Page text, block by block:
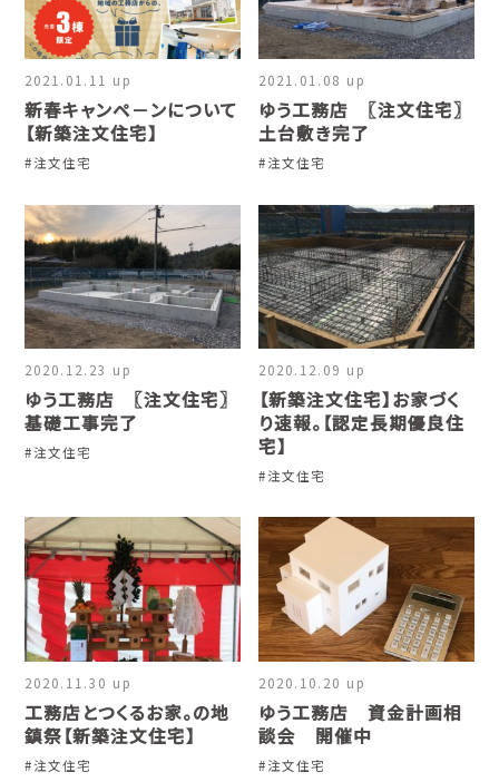
2021.01.11 up
新春キャンペ－ンについて
【新築注文住宅】
#注文住宅
2021.01.08 up
ゆう工務店 〖注文住宅〗
土台敷き完了
#注文住宅
2020.12.23 up
ゆう工務店 〖注文住宅〗
基礎工事完了
#注文住宅
2020.12.09 up
【新築注文住宅】お家づく
り速報。【認定長期優良住
宅】
#注文住宅
2020.11.30 up
工務店とつくるお家。の地
鎮祭【新築注文住宅】
#注文住宅
2020.10.20 up
ゆう工務店 資金計画相
談会 開催中
#注文住宅